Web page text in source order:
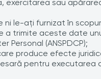
exercitarea sau
le-aţi furnizat în
a trimite aceste date
(ANSPDCP);
produce efecte
pentru executarea